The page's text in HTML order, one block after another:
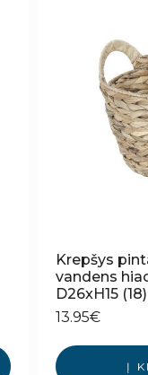
Krepšys
vandens
D26xH15
13.95€
Į